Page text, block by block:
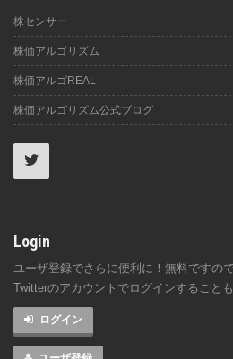
株センサー
株価アルゴリズム
株価アルゴREAL
株価アルゴリズム公式ブログ
Login
ユーザ登録でさらに便利に！無料ですの
Twitterのアカウントでログインすることも
ログイン